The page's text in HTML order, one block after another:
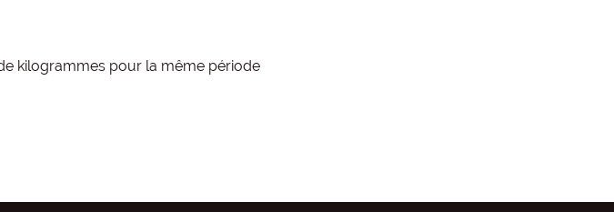
kilogrammes pour la même période